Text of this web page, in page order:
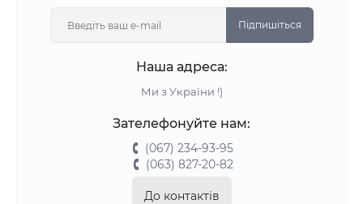
Підпишіться
Наша адреса:
Ми з України !)
Зателефонуйте нам:
(067) 234-93-95
(063) 827-20-82
До контактів